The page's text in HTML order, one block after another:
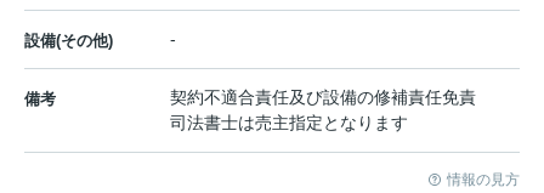
設備(その他) -
備考
契約不適合責任及び設備の修補責任免責
司法書士は売主指定となります
情報の見方